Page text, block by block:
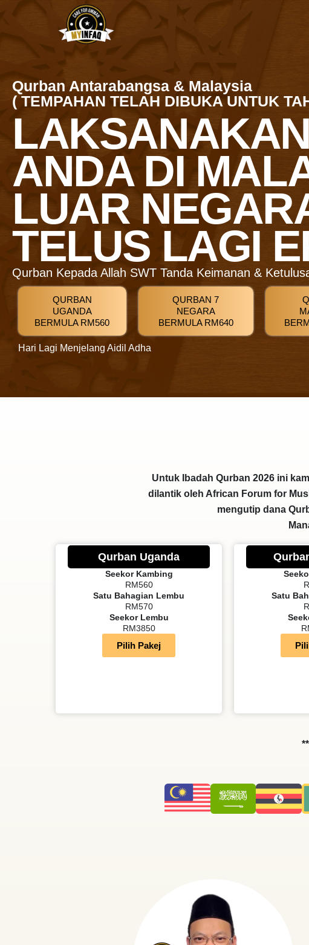
Qurban Antarabangsa & Malaysia
( TEMPAHAN TELAH DIBUKA UNTUK
ANDA DI
LUAR
TELUS LAGI
Qurban Kepada Allah SWT Tanda Keimanan &
QURBAN
UGANDA
BERMULA RM560
QURBAN 7
NEGARA
BERMULA RM640
Hari Lagi Menjelang Aidil Adha
Untuk Ibadah Qurban 2026 ini
dilantik oleh African Forum for
mengutip dana
Qurban Uganda
Seekor Kambing
RM560
Satu Bahagian Lembu
RM570
Seekor Lembu
RM3850
Pilih Pakej
Satu